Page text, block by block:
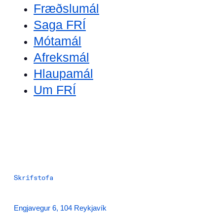
Fræðslumál
Saga FRÍ
Mótamál
Afreksmál
Hlaupamál
Um FRÍ
Skrifstofa
Engjavegur 6, 104 Reykjavík